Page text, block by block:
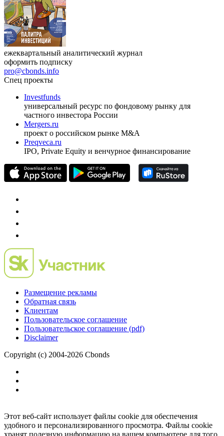
ежеквартальный аналитический журнал
оформить подписку
pro@cbonds.info
Спец проекты
Investfunds
универсальный ресурс по фондовому рынку для
частного инвестора России
Mergers.ru
проект о российском рынке M&A
Preqveca.ru
IPO, Private Equity и венчурное финансирование
Размещение рекламы
Обратная связь
Клиентам
Пользовательское соглашение
Пользовательское соглашение (pdf)
Disclaimer
Copyright (c) 2004-2026 Cbonds
Этот веб-сайт использует файлы cookie для обеспечения
удобного и персонализированного просмотра. Файлы cookie